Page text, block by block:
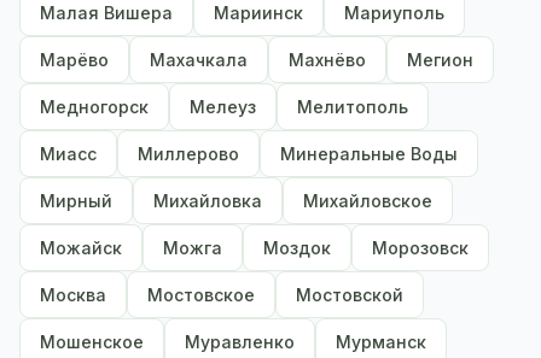
Малая Вишера Мариинск Мариуполь
Марёво Махачкала Махнёво Мегион
Медногорск Мелеуз Мелитополь
Миасс Миллерово Минеральные Воды
Мирный Михайловка Михайловское
Можайск Можга Моздок Морозовск
Москва Мостовское Мостовской
Мошенское Муравленко Мурманск